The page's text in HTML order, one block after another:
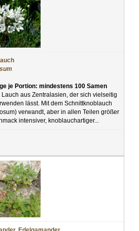
je Portion: mindestens 100 Samen
Lauch aus Zentralasien, der sich vielseitig
lässt. Mit dem Schnittknoblauch
verwandt, aber in allen Teilen größer
intensiver, knoblauchartiger...